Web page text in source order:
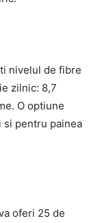
nivelul de fibre
zilnic: 8,7
O optiune
si pentru painea
oferi 25 de